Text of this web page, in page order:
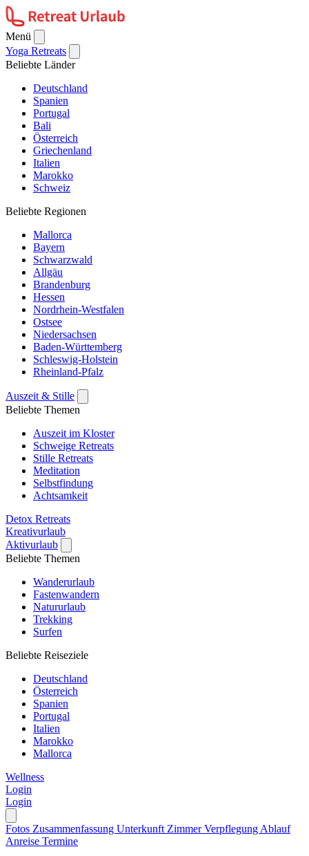
Menü
Yoga Retreats
Beliebte Länder
Deutschland
Spanien
Portugal
Bali
Österreich
Griechenland
Italien
Marokko
Schweiz
Beliebte Regionen
Mallorca
Bayern
Schwarzwald
Allgäu
Brandenburg
Hessen
Nordrhein-Westfalen
Ostsee
Niedersachsen
Baden-Württemberg
Schleswig-Holstein
Rheinland-Pfalz
Auszeit & Stille
Beliebte Themen
Auszeit im Kloster
Schweige Retreats
Stille Retreats
Meditation
Selbstfindung
Achtsamkeit
Detox Retreats
Kreativurlaub
Aktivurlaub
Beliebte Themen
Wanderurlaub
Fastenwandern
Natururlaub
Trekking
Surfen
Beliebte Reiseziele
Deutschland
Österreich
Spanien
Portugal
Italien
Marokko
Mallorca
Wellness
Login
Login
Fotos Zusammenfassung Unterkunft ZimmerVerpflegung Ablauf
Anreise Termine